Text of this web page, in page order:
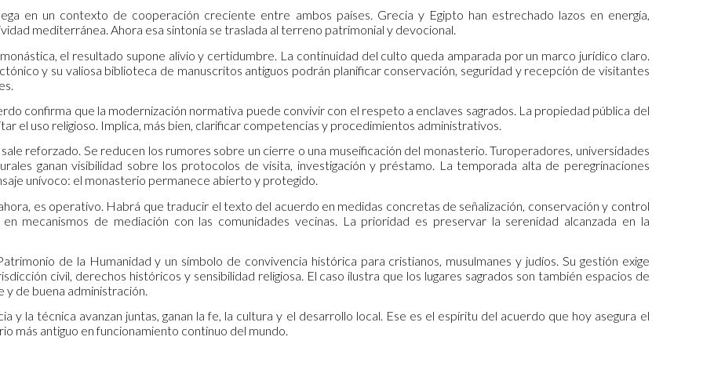
en un contexto de cooperación creciente entre ambos países. Grecia y Egipto han estrechado lazos en energía,
mediterránea. Ahora esa sintonía se traslada al terreno patrimonial y devocional.
el resultado supone alivio y certidumbre. La continuidad del culto queda amparada por un marco jurídico claro.
y su valiosa biblioteca de manuscritos antiguos podrán planificar conservación, seguridad y recepción de visitantes
confirma que la modernización normativa puede convivir con el respeto a enclaves sagrados. La propiedad pública del
el uso religioso. Implica, más bien, clarificar competencias y procedimientos administrativos.
reforzado. Se reducen los rumores sobre un cierre o una museificación del monasterio. Turoperadores, universidades
ganan visibilidad sobre los protocolos de visita, investigación y préstamo. La temporada alta de peregrinaciones
unívoco: el monasterio permanece abierto y protegido.
es operativo. Habrá que traducir el texto del acuerdo en medidas concretas de señalización, conservación y control
en mecanismos de mediación con las comunidades vecinas. La prioridad es preservar la serenidad alcanzada en la
de la Humanidad y un símbolo de convivencia histórica para cristianos, musulmanes y judíos. Su gestión exige
civil, derechos históricos y sensibilidad religiosa. El caso ilustra que los lugares sagrados son también espacios de
y de buena administración.
y la técnica avanzan juntas, ganan la fe, la cultura y el desarrollo local. Ese es el espíritu del acuerdo que hoy asegura el
más antiguo en funcionamiento continuo del mundo.